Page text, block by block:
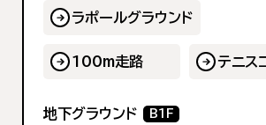
ラポールグラウンド
100m走路 テニス
地下グラウンド B1F